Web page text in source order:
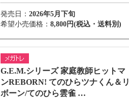
発売日： 2026年5月下旬
希望小売価格： 8,800円(税込・送料別)
G.E.M.シリーズ 家庭教師ヒットマ
ンREBORN! てのひらツナくん＆リ
ボーン/てのひら雲雀 …